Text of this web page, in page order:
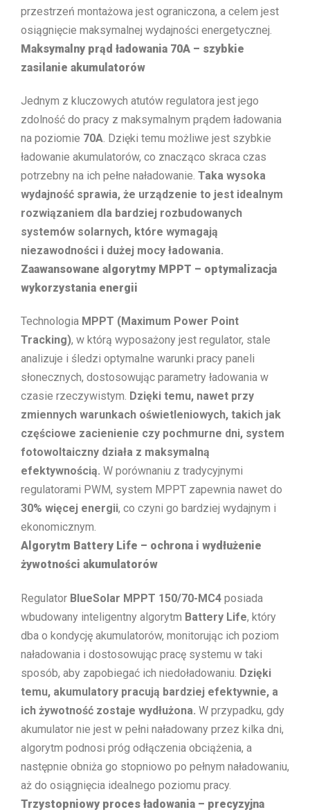
przestrzeń montażowa jest ograniczona, a celem jest
osiągnięcie maksymalnej wydajności energetycznej.
Maksymalny prąd ładowania 70A – szybkie
zasilanie akumulatorów
Jednym z kluczowych atutów regulatora jest jego
zdolność do pracy z maksymalnym prądem ładowania
na poziomie 70A. Dzięki temu możliwe jest szybkie
ładowanie akumulatorów, co znacząco skraca czas
potrzebny na ich pełne naładowanie. Taka wysoka
wydajność sprawia, że urządzenie to jest idealnym
rozwiązaniem dla bardziej rozbudowanych
systemów solarnych, które wymagają
niezawodności i dużej mocy ładowania.
Zaawansowane algorytmy MPPT – optymalizacja
wykorzystania energii
Technologia MPPT (Maximum Power Point
Tracking), w którą wyposażony jest regulator, stale
analizuje i śledzi optymalne warunki pracy paneli
słonecznych, dostosowując parametry ładowania w
czasie rzeczywistym. Dzięki temu, nawet przy
zmiennych warunkach oświetleniowych, takich jak
częściowe zacienienie czy pochmurne dni, system
fotowoltaiczny działa z maksymalną
efektywnością. W porównaniu z tradycyjnymi
regulatorami PWM, system MPPT zapewnia nawet do
30% więcej energii, co czyni go bardziej wydajnym i
ekonomicznym.
Algorytm Battery Life – ochrona i wydłużenie
żywotności akumulatorów
Regulator BlueSolar MPPT 150/70-MC4 posiada
wbudowany inteligentny algorytm Battery Life, który
dba o kondycję akumulatorów, monitorując ich poziom
naładowania i dostosowując pracę systemu w taki
sposób, aby zapobiegać ich niedoładowaniu. Dzięki
temu, akumulatory pracują bardziej efektywnie, a
ich żywotność zostaje wydłużona. W przypadku, gdy
akumulator nie jest w pełni naładowany przez kilka dni,
algorytm podnosi próg odłączenia obciążenia, a
następnie obniża go stopniowo po pełnym naładowaniu,
aż do osiągnięcia idealnego poziomu pracy.
Trzystopniowy proces ładowania – precyzyjna